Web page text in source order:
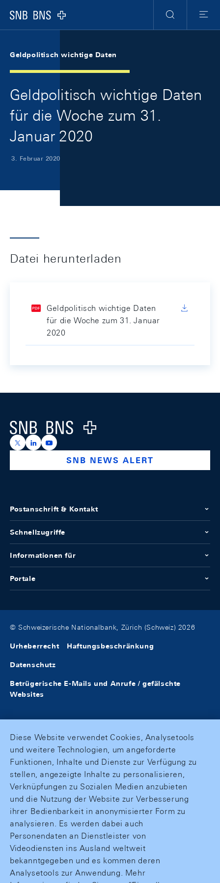
Logo
Suche
Menu
Geldpolitisch wichtige Daten
Geldpolitisch wichtige Daten
für die Woche zum 31.
Januar 2020
3. Februar 2020
Datei herunterladen
Geldpolitisch wichtige Daten
für die Woche zum 31. Januar
2020
Logo
https://x.com/snb_bns
https://ch.linkedin.com/company/swiss-national-
https://www.youtube.com/@swissnationalbank
SNB NEWS ALERT
Postanschrift & Kontakt
Schnellzugriffe
Informationen für
Portale
© Schweizerische Nationalbank, Zürich (Schweiz) 2026
Urheberrecht Haftungsbeschränkung
Datenschutz
Betrügerische E-Mails und Anrufe / gefälschte
Websites
Diese Website verwendet Cookies, Analysetools
und weitere Technologien, um angeforderte
Funktionen, Inhalte und Dienste zur Verfügung zu
stellen, angezeigte Inhalte zu personalisieren,
Verknüpfungen zu Sozialen Medien anzubieten
und die Nutzung der Website zur Verbesserung
ihrer Bedienbarkeit in anonymisierter Form zu
analysieren. Es werden dabei auch
Personendaten an Dienstleister von
Videodiensten ins Ausland weltweit
bekanntgegeben und es kommen deren
Analysetools zur Anwendung. Mehr